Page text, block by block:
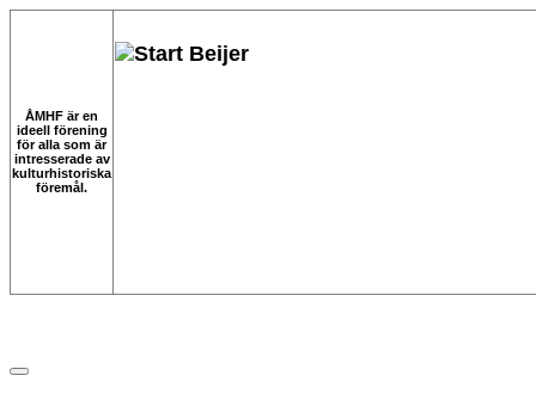
ÅMHF är en
ideell förening
för alla som är
intresserade av
kulturhistoriska
föremål.